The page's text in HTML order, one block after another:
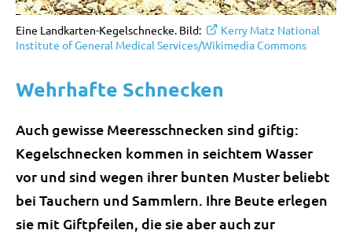
Eine Landkarten-Kegelschnecke. Bild:
Kerry Matz National
Institute of General Medical Services/Wikimedia Commons
Wehrhafte Schnecken
Auch gewisse Meeresschnecken sind giftig:
Kegelschnecken kommen in seichtem Wasser
vor und sind wegen ihrer bunten Muster beliebt
bei Tauchern und Sammlern. Ihre Beute erlegen
sie mit Giftpfeilen, die sie aber auch zur